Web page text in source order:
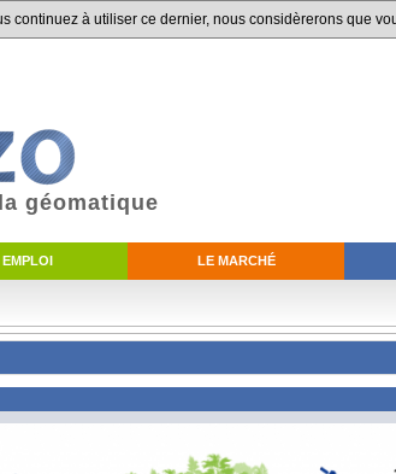
à utiliser ce dernier, nous considèrerons que
LE MARCHÉ
géomatique